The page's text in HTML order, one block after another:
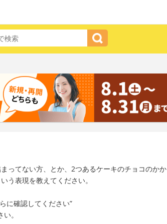
ってない方、とか、2つあるケーキのチョコのかか
う表現を教えてください。
に確認してください”
。